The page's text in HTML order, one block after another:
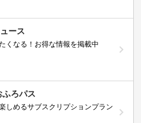
ース
くなる！お得な情報を掲載中
ふろパス
しめるサブスクリプションプラン